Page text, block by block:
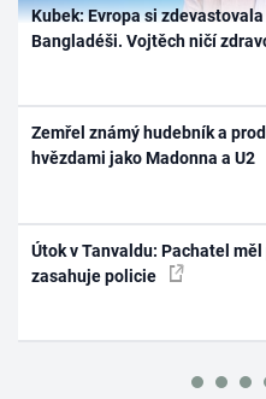
Kubek: Evropa si
Bangladéši. Vojtěch ničí
Zemřel známý hudebník a
hvězdami jako Madonna a U2
Útok v Tanvaldu: Pachatel
zasahuje policie